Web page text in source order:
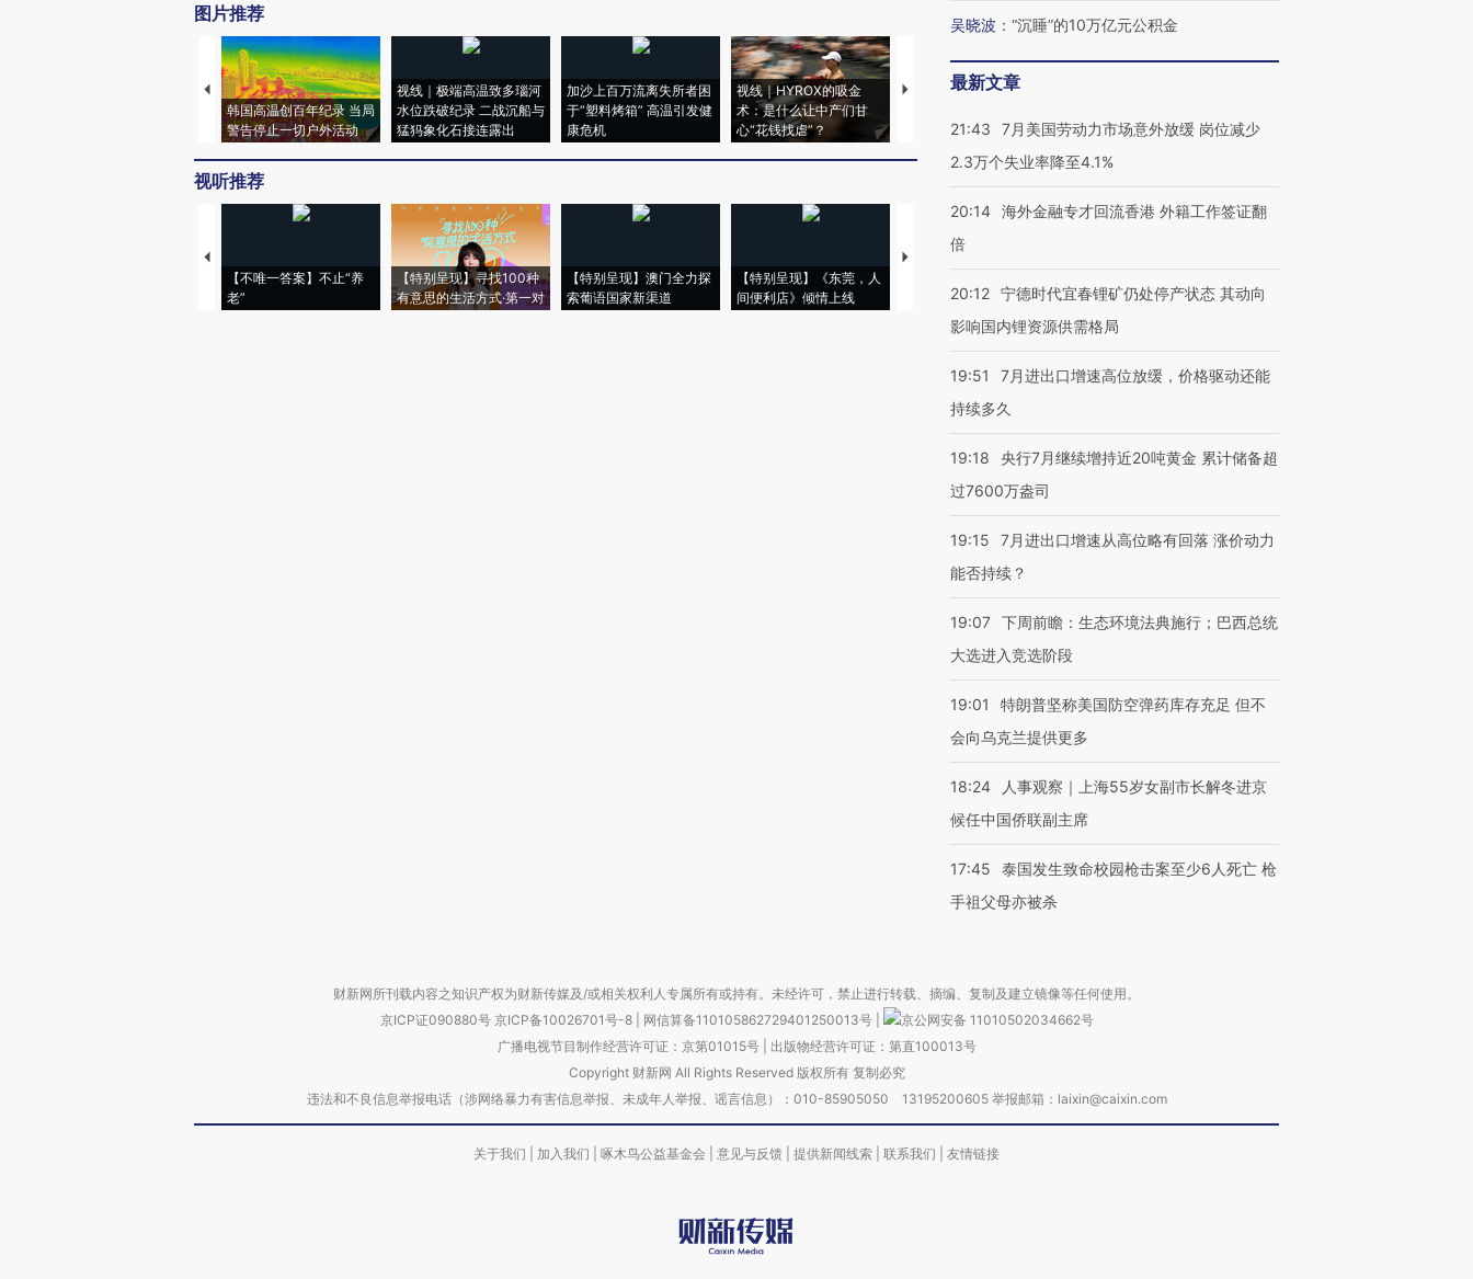
图片推荐
韩国高温创百年纪录 当局
警告停止一切户外活动
视线｜极端高温致多瑙河
水位跌破纪录 二战沉船与
猛犸象化石接连露出
加沙上百万流离失所者困
于“塑料烤箱” 高温引发健
康危机
视线｜HYROX的吸金
术：是什么让中产们甘
心“花钱找虐”？
马航飞行员跨国走私7万
育部长拱下台
飞地休达
视听推荐
【不唯一答案】不止“养
老”
【特别呈现】寻找100种
有意思的生活方式·第一对
【特别呈现】澳门全力探
索葡语国家新渠道
【特别呈现】《东莞，人
间便利店》倾情上线
【推广】走进第四届链博
有意思的生活方式·第三对
住三大增长引擎是什么？
吴晓波 ： “沉睡”的10万亿元公积金
最新文章
21:43
7月美国劳动力市场意外放缓 岗位减少
2.3万个失业率降至4.1%
20:14 海外金融专才回流香港 外籍工作签证翻
倍
20:12 宁德时代宜春锂矿仍处停产状态 其动向
影响国内锂资源供需格局
19:51
7月进出口增速高位放缓，价格驱动还能
持续多久
19:18
央行7月继续增持近20吨黄金 累计储备超
过7600万盎司
19:15
7月进出口增速从高位略有回落 涨价动力
能否持续？
19:07 下周前瞻：生态环境法典施行；巴西总统
大选进入竞选阶段
19:01
特朗普坚称美国防空弹药库存充足 但不
会向乌克兰提供更多
18:24
人事观察｜上海55岁女副市长解冬进京
候任中国侨联副主席
17:45
泰国发生致命校园枪击案至少6人死亡 枪
手祖父母亦被杀
财新网所刊载内容之知识产权为财新传媒及/或相关权利人专属所有或持有。未经许可，禁止进行转载、摘编、复制及建立镜像等任何使用。
京ICP证090880号 京ICP备10026701号-8 网信算备110105862729401250013号
京公网安备 11010502034662号
广播电视节目制作经营许可证：京第01015号| 出版物经营许可证：第直100013号
Copyright 财新网 All Rights Reserved 版权所有 复制必究
违法和不良信息举报电话（涉网络暴力有害信息举报、未成年人举报、谣言信息）：010-85905050 13195200605 举报邮箱：laixin@caixin.com
关于我们 加入我们 啄木鸟公益基金会 意见与反馈 提供新闻线索 联系我们 友情链接